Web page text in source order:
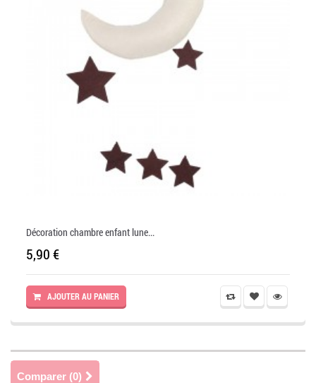
Décoration chambre enfant lune...
5,90 €
AJOUTER AU PANIER
Comparer (0)